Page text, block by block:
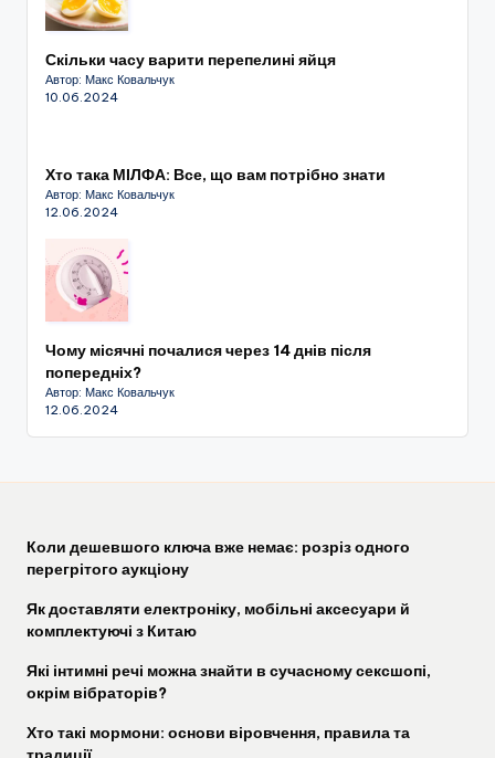
Скільки часу варити перепелині яйця
Автор: Макс Ковальчук
10.06.2024
Хто така МІЛФА: Все, що вам потрібно знати
Автор: Макс Ковальчук
12.06.2024
Чому місячні почалися через 14 днів після
попередніх?
Автор: Макс Ковальчук
12.06.2024
Коли дешевшого ключа вже немає: розріз одного
перегрітого аукціону
Як доставляти електроніку, мобільні аксесуари й
комплектуючі з Китаю
Які інтимні речі можна знайти в сучасному сексшопі,
окрім вібраторів?
Хто такі мормони: основи віровчення, правила та